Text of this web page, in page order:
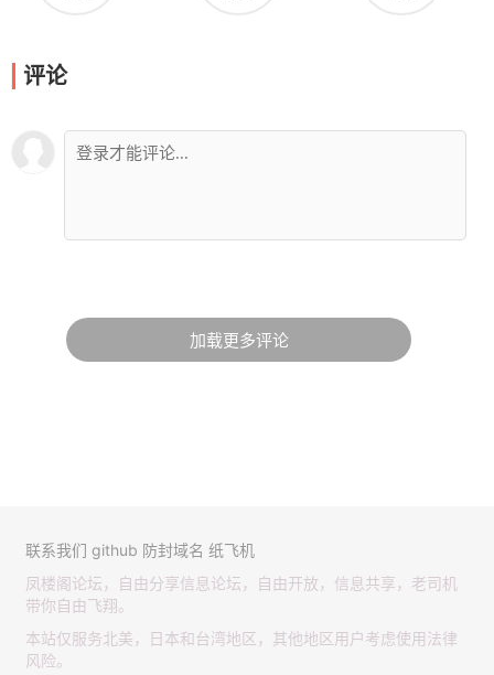
评论
加载更多评论
联系我们 github 防封域名 纸飞机
凤楼阁论坛，自由分享信息论坛，自由开放，信息共享，老司机
带你自由飞翔。
本站仅服务北美，日本和台湾地区，其他地区用户考虑使用法律
风险。